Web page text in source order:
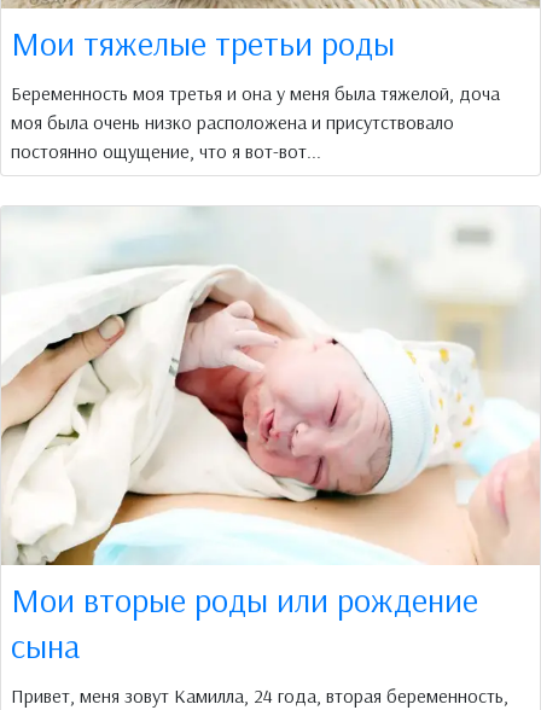
Мои тяжелые третьи роды
Беременность моя третья и она у меня была тяжелой, доча
моя была очень низко расположена и присутствовало
постоянно ощущение, что я вот-вот...
Мои вторые роды или рождение
сына
Привет, меня зовут Камилла, 24 года, вторая беременность,